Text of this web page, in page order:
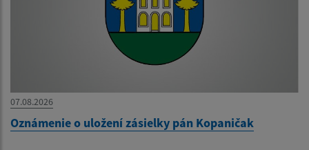
07.08.2026
Oznámenie o uložení zásielky pán Kopaničak